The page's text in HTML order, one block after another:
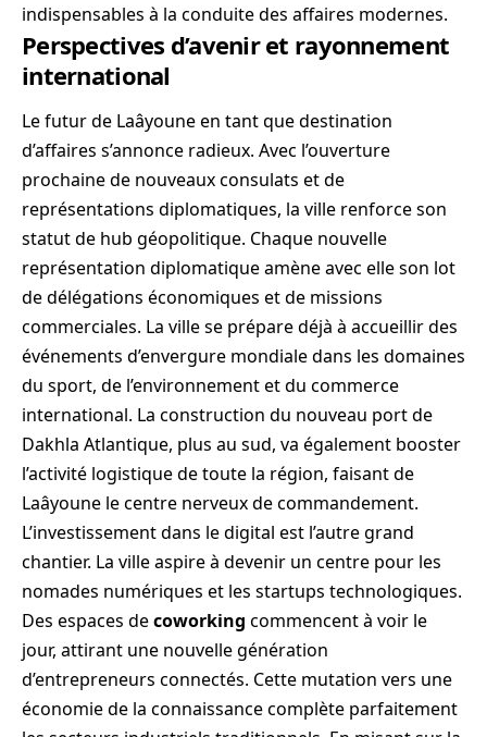
indispensables à la conduite des affaires modernes.
Perspectives d’avenir et rayonnement
international
Le futur de Laâyoune en tant que destination
d’affaires s’annonce radieux. Avec l’ouverture
prochaine de nouveaux consulats et de
représentations diplomatiques, la ville renforce son
statut de hub géopolitique. Chaque nouvelle
représentation diplomatique amène avec elle son lot
de délégations économiques et de missions
commerciales. La ville se prépare déjà à accueillir des
événements d’envergure mondiale dans les domaines
du sport, de l’environnement et du commerce
international. La construction du nouveau port de
Dakhla Atlantique, plus au sud, va également booster
l’activité logistique de toute la région, faisant de
Laâyoune le centre nerveux de commandement.
L’investissement dans le digital est l’autre grand
chantier. La ville aspire à devenir un centre pour les
nomades numériques et les startups technologiques.
Des espaces decoworking commencent à voir le
jour, attirant une nouvelle génération
d’entrepreneurs connectés. Cette mutation vers une
économie de la connaissance complète parfaitement